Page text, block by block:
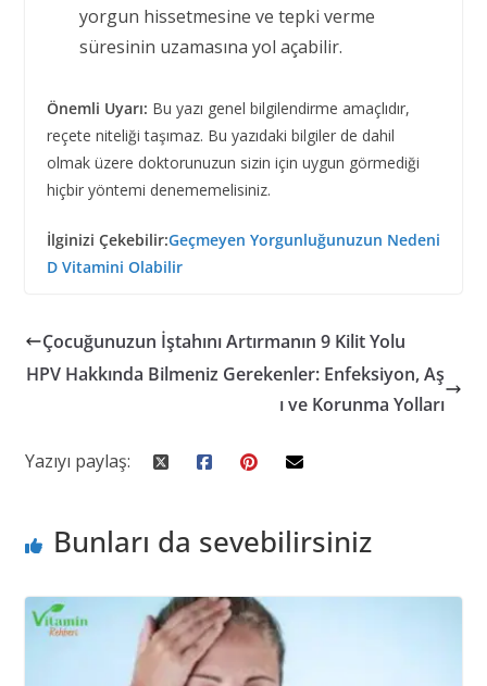
yorgun hissetmesine ve tepki verme
süresinin uzamasına yol açabilir.
Önemli Uyarı: Bu yazı genel bilgilendirme amaçlıdır,
reçete niteliği taşımaz. Bu yazıdaki bilgiler de dahil
olmak üzere doktorunuzun sizin için uygun görmediği
hiçbir yöntemi denememelisiniz.
İlginizi Çekebilir:Geçmeyen Yorgunluğunuzun Nedeni
D Vitamini Olabilir
Çocuğunuzun İştahını Artırmanın 9 Kilit Yolu
HPV Hakkında Bilmeniz Gerekenler: Enfeksiyon, Aş
ı ve Korunma Yolları
Yazıyı paylaş:
Bunları da sevebilirsiniz